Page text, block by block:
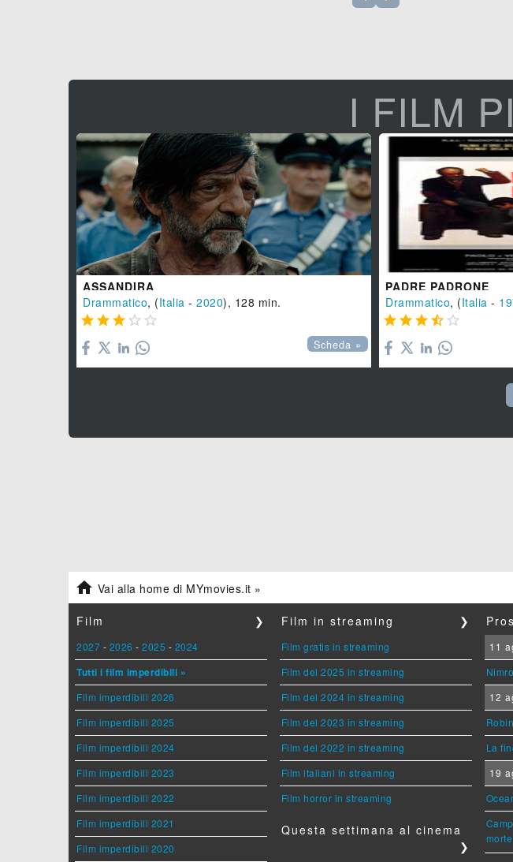
I FILM
ASSANDIRA
Drammatico, (Italia - 2020), 128 min.
    
Scheda »
PADRE PADRONE
Drammatico, (Italia -
    
 Vai alla home di MYmovies.it »
Film ❯
2027 - 2026 - 2025 - 2024
Tutti i film imperdibili »
Film imperdibili 2026
Film imperdibili 2025
Film imperdibili 2024
Film imperdibili 2023
Film imperdibili 2022
Film imperdibili 2021
Film imperdibili 2020
Film in streaming ❯
Film gratis in streaming
Film del 2025 in streaming
Film del 2024 in streaming
Film del 2023 in streaming
Film del 2022 in streaming
Film italiani in streaming
Film horror in streaming
Questa settimana al cinema
❯
11
12
La
19
morte